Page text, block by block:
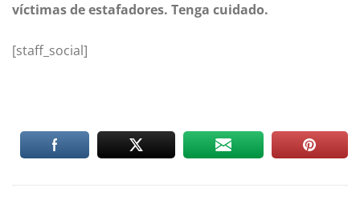
víctimas de estafadores. Tenga cuidado.
[staff_social]